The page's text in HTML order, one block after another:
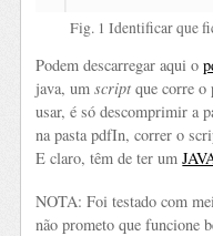
Fig. 1 Identificar que
Podem descarregar aqui o
java, umscriptque corre o
usar, é só descomprimir a
na pasta pdfIn, correr o
E claro, têm de ter um
NOTA: Foi testado com
não prometo que funcione